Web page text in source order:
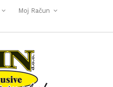
Moj Račun